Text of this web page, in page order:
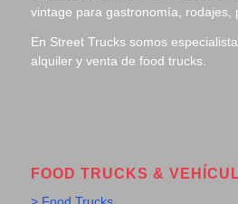
vintage para gastronomía, rodajes,
En Street Trucks somos
alquiler y venta de food trucks.
FOOD TRUCKS &